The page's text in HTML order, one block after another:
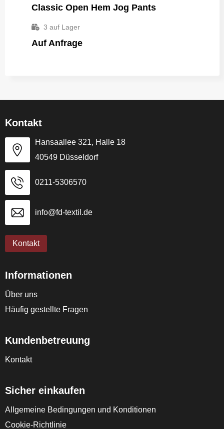
Classic Open Hem Jog Pants
3 auf Lager
Auf Anfrage
Kontakt
Hansaallee 321, Halle 18
40549 Düsseldorf
0211-5306570
info@fd-textil.de
Kontakt
Informationen
Über uns
Häufig gestellte Fragen
Kundenbetreuung
Kontakt
Sicher einkaufen
Allgemeine Bedingungen und Konditionen
Cookie-Richtlinie